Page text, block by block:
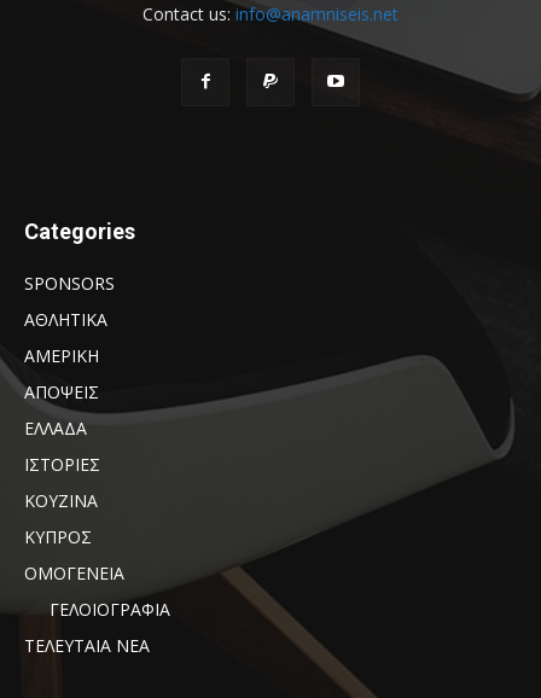
Contact us: info@anamniseis.net
Categories
SPONSORS
ΑΘΛΗΤΙΚΑ
ΑΜΕΡΙΚΗ
ΑΠΟΨΕΙΣ
ΕΛΛΑΔΑ
ΙΣΤΟΡΙΕΣ
ΚΟΥΖΙΝΑ
ΚΥΠΡΟΣ
ΟΜΟΓΕΝΕΙΑ
ΓΕΛΟΙΟΓΡΑΦΙΑ
ΤΕΛΕΥΤΑΙΑ ΝΕΑ